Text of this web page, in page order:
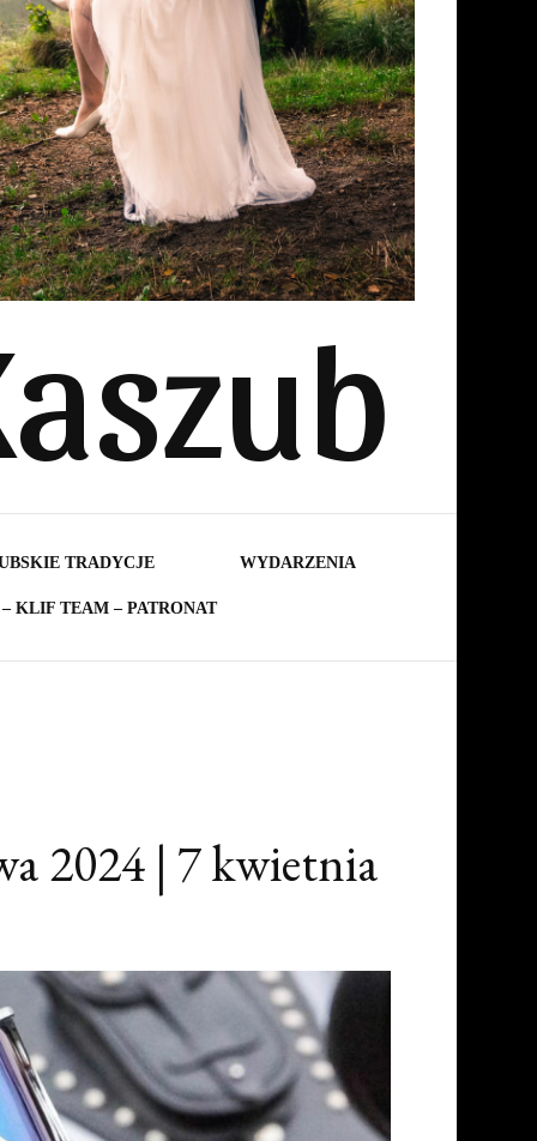
TRADYCJE WYDARZENIA
KLIF TEAM – PATRONAT
2024 | 7 kwietnia